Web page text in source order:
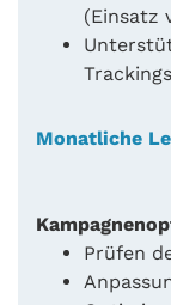
(Einsatz
Trackings
Monatliche
Prüfen